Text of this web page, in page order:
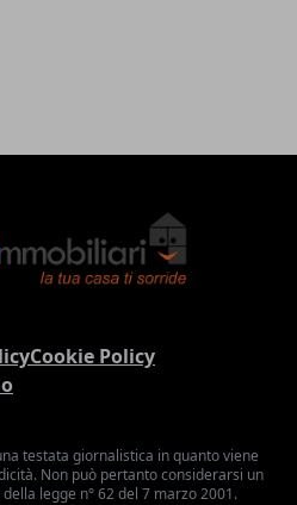
Cookie Policy
testata giornalistica in quanto viene
Non può pertanto considerarsi un
legge n° 62 del 7 marzo 2001.